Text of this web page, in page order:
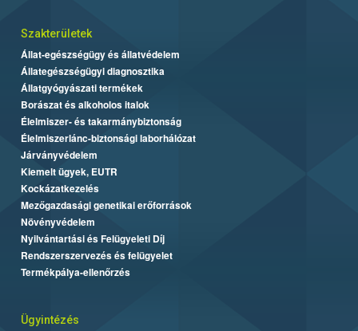
Szakterületek
Állat-egészségügy és állatvédelem
Állategészségügyi diagnosztika
Állatgyógyászati termékek
Borászat és alkoholos italok
Élelmiszer- és takarmánybiztonság
Élelmiszerlánc-biztonsági laborhálózat
Járványvédelem
Kiemelt ügyek, EUTR
Kockázatkezelés
Mezőgazdasági genetikai erőforrások
Növényvédelem
Nyilvántartási és Felügyeleti Díj
Rendszerszervezés és felügyelet
Termékpálya-ellenőrzés
Ügyintézés